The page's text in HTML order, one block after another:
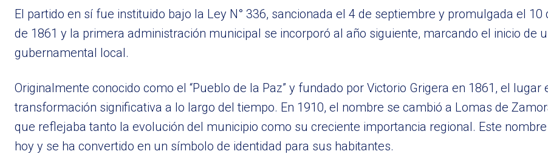
El partido en sí fue instituido bajo la Ley N° 336, sancionada el 4 de septiembre y promulgada el
de 1861 y la primera administración municipal se incorporó al año siguiente, marcando el inicio de
gubernamental local.
Originalmente conocido como el “Pueblo de la Paz” y fundado por Victorio Grigera en 1861, el lugar
transformación significativa a lo largo del tiempo. En 1910, el nombre se cambió a Lomas de
que reflejaba tanto la evolución del municipio como su creciente importancia regional. Este
hoy y se ha convertido en un símbolo de identidad para sus habitantes.